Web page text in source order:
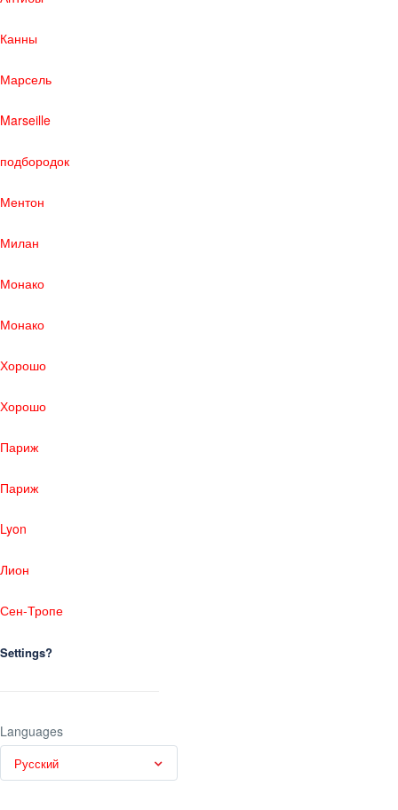
Канны
Марсель
Marseille
подбородок
Ментон
Милан
Монако
Монако
Хорошо
Хорошо
Париж
Париж
Lyon
Лион
Сен-Тропе
Settings?
Languages
Русский